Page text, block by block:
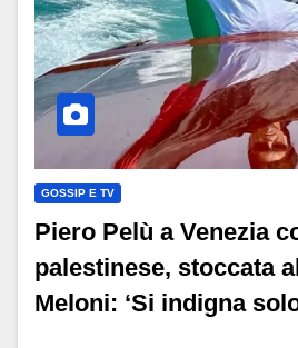
GOSSIP E TV
Piero Pelù a Venezia
palestinese, stoccata
Meloni: ‘Si indigna